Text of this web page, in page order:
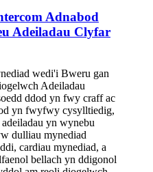
Adnabod
Adeiladau Clyfar
wedi'i Bweru gan
Adeiladau
ddod yn fwy craff ac
yn fwyfwy cysylltiedig,
yn wynebu
dulliau mynediad
cardiau mynediad, a
bellach yn ddigonol